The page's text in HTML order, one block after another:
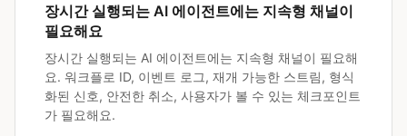
장시간 실행되는 AI 에이전트에는 지속형 채널이
필요해요
장시간 실행되는 AI 에이전트에는 지속형 채널이 필요해
요. 워크플로 ID, 이벤트 로그, 재개 가능한 스트림, 형식
화된 신호, 안전한 취소, 사용자가 볼 수 있는 체크포인트
가 필요해요.